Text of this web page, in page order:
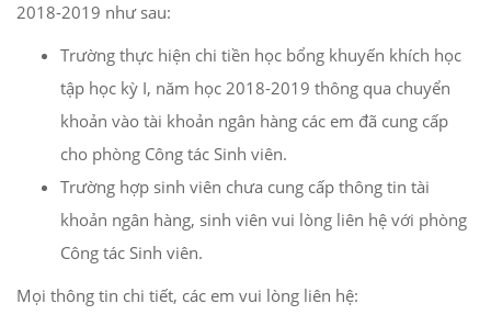
2018-2019 như sau:
Trường thực hiện chi tiền học bổng khuyến khích học
tập học kỳ I, năm học 2018-2019 thông qua chuyển
khoản vào tài khoản ngân hàng các em đã cung cấp
cho phòng Công tác Sinh viên.
Trường hợp sinh viên chưa cung cấp thông tin tài
khoản ngân hàng, sinh viên vui lòng liên hệ với phòng
Công tác Sinh viên.
Mọi thông tin chi tiết, các em vui lòng liên hệ: